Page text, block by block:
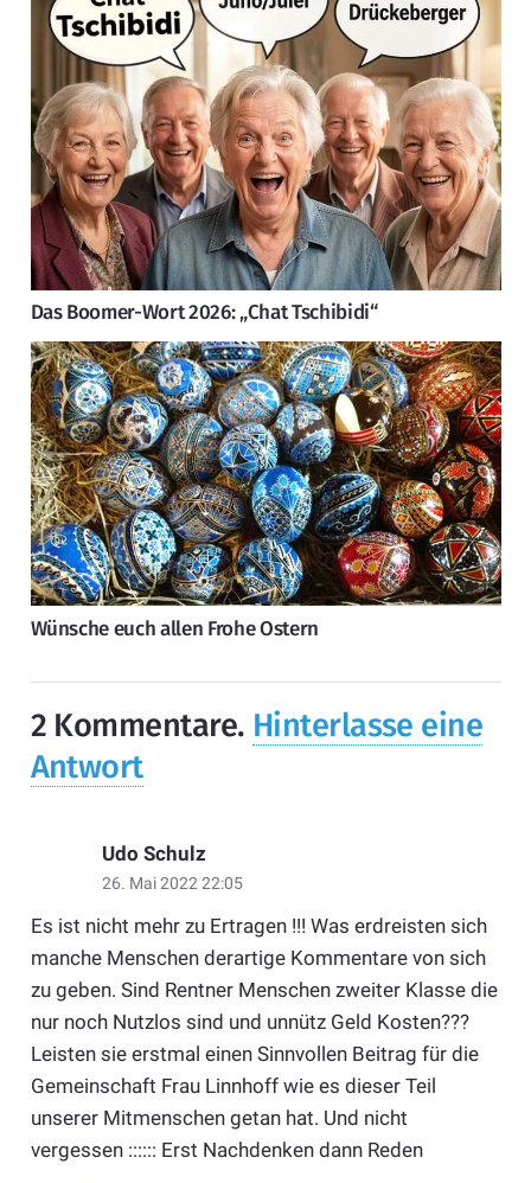
Das Boomer-Wort 2026: „Chat Tschibidi“
Wünsche euch allen Frohe Ostern
2 Kommentare. Hinterlasse eine
Antwort
Udo Schulz
26. Mai 2022 22:05
Es ist nicht mehr zu Ertragen !!! Was erdreisten sich
manche Menschen derartige Kommentare von sich
zu geben. Sind Rentner Menschen zweiter Klasse die
nur noch Nutzlos sind und unnütz Geld Kosten???
Leisten sie erstmal einen Sinnvollen Beitrag für die
Gemeinschaft Frau Linnhoff wie es dieser Teil
unserer Mitmenschen getan hat. Und nicht
vergessen :::::: Erst Nachdenken dann Reden